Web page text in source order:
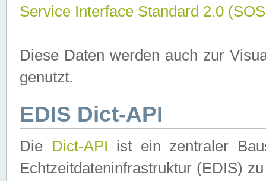
Service Interface Standard 2.0
Diese Daten werden auch zur
genutzt.
EDIS Dict-API
Die Dict-API ist ein zentraler
Echtzeitdateninfrastruktur (EDIS)